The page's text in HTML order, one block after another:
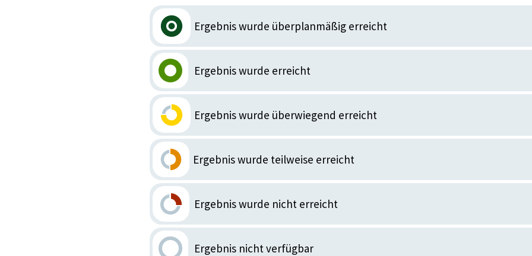
Ergebnis wurde überplanmäßig erreicht
Ergebnis wurde erreicht
Ergebnis wurde überwiegend erreicht
Ergebnis wurde teilweise erreicht
Ergebnis wurde nicht erreicht
Ergebnis nicht verfügbar